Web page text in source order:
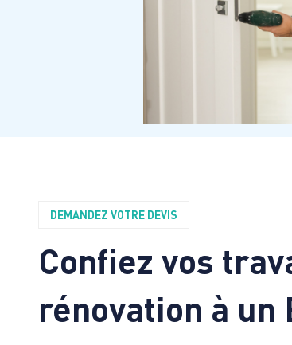
DEMANDEZ VOTRE DEVIS
Confiez vos
rénovation à un